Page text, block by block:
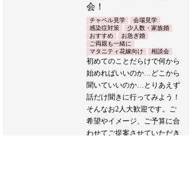
会！
チャペル見学
会場見学
感染症対策
少人数・家族婚
おすすめ
お急ぎ婚
ご両親も一緒に
マタニティ花嫁向け
相談会
初めてのことだらけで何から
始めればいいのか…どこから
聞いていいのか…とりあえず
話だけ聞きに行ってみよう！
そんなお2人大歓迎です。ご
希望やイメージ、ご予算に合
わせてご提案させていただき